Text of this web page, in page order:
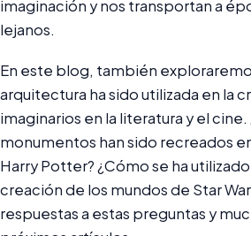
imaginación y nos transportan a
lejanos.
En este blog, también
arquitectura ha sido utilizada en la
imaginarios en la literatura y el
monumentos han sido recreados
Harry Potter? ¿Cómo se ha
creación de los mundos de Star
respuestas a estas preguntas y